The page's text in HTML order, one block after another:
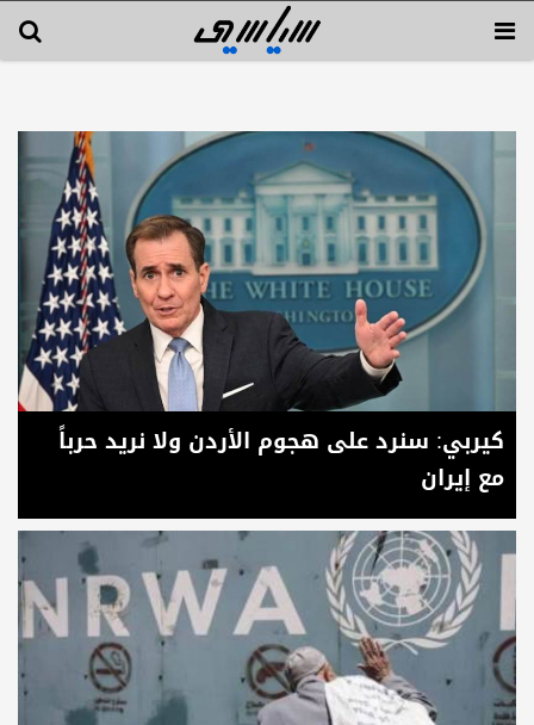
كيربي: سنرد على هجوم الأردن ولا نريد حرباً
مع إيران